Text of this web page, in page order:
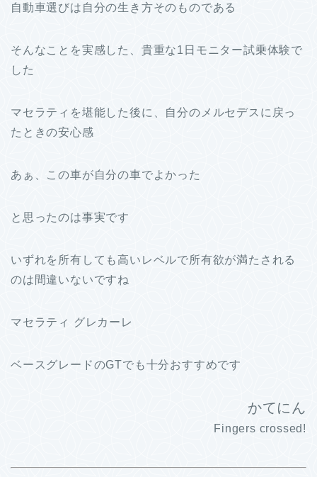
自動車選びは自分の生き方そのものである
そんなことを実感した、貴重な1日モニター試乗体験で
した
マセラティを堪能した後に、自分のメルセデスに戻っ
たときの安心感
あぁ、この車が自分の車でよかった
と思ったのは事実です
いずれを所有しても高いレベルで所有欲が満たされる
のは間違いないですね
マセラティ グレカーレ
ベースグレードのGTでも十分おすすめです
かてにん
Fingers crossed!